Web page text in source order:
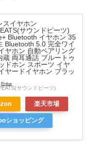
スイヤホン
サウンドピーツ)
Bluetooth イヤホン 35
Bluetooth 5.0 完全ワイ
ヤホン 自動ペアリング
蔵 両耳通話 ブルートゥ
ドホン スポーツ イヤ
ヤードイヤホン ブラッ
Rinker
サウンドピーツ)
楽天市場
ショッピング